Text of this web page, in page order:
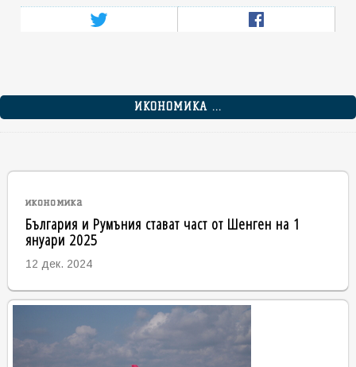
ИКОНОМИКА ...
икономика
България и Румъния стават част от Шенген на 1
януари 2025
12 дек. 2024